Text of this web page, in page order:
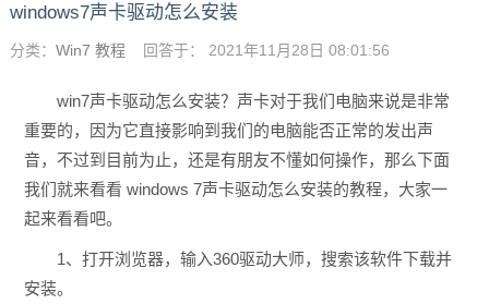
windows7声卡驱动怎么安装
分类： Win7 教程 回答于： 2021年11月28日 08:01:56
win7声卡驱动怎么安装？声卡对于我们电脑来说是非常
重要的，因为它直接影响到我们的电脑能否正常的发出声
音，不过到目前为止，还是有朋友不懂如何操作，那么下面
我们就来看看 windows 7声卡驱动怎么安装的教程，大家一
起来看看吧。
1、打开浏览器，输入360驱动大师，搜索该软件下载并
安装。